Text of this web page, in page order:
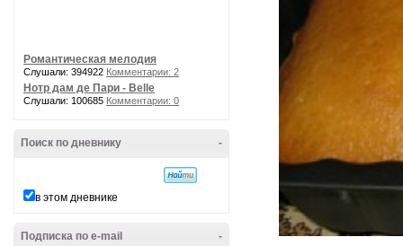
Романтическая мелодия
Слушали: 394922 Комментарии: 2
Нотр дам де Пари - Belle
Слушали: 100685 Комментарии: 0
-
Поиск по дневнику
в этом дневнике
-
Подписка по e-mail